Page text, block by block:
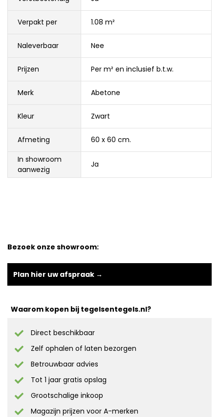
Verpakt per 1.08 m²
Naleverbaar Nee
Prijzen Per m² en inclusief b.t.w.
Merk Abetone
Kleur Zwart
Afmeting
60 x 60 cm.
In showroom
aanwezig
Ja
Bezoek onze showroom:
Plan hier uw afspraak →
Waarom kopen bij tegelsentegels.nl?
Direct beschikbaar
Zelf ophalen of laten bezorgen
Betrouwbaar advies
Tot 1 jaar gratis opslag
Grootschalige inkoop
Magazijn prijzen voor A-merken